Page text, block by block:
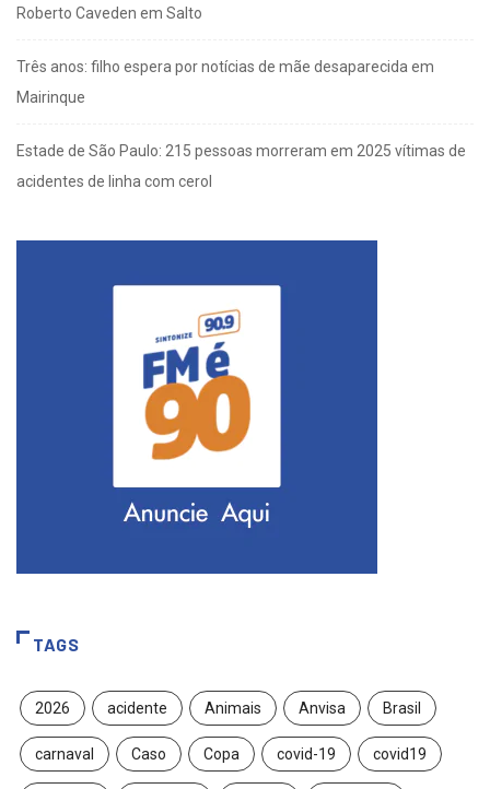
Roberto Caveden em Salto
Três anos: filho espera por notícias de mãe desaparecida em
Mairinque
Estade de São Paulo: 215 pessoas morreram em 2025 vítimas de
acidentes de linha com cerol
TAGS
2026 acidente Animais Anvisa Brasil
carnaval Caso Copa covid-19 covid19